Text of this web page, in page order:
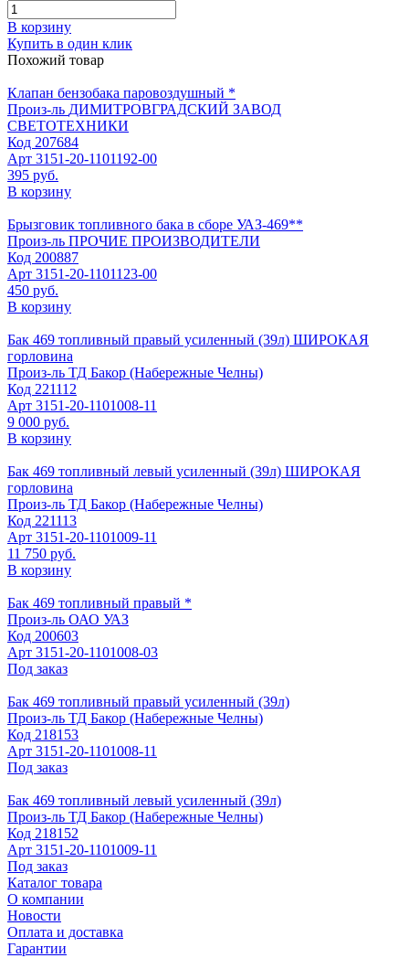
В корзину
Купить в один клик
Похожий товар
Клапан бензобака паровоздушный *
Произ-ль ДИМИТРОВГРАДСКИЙ ЗАВОД
СВЕТОТЕХНИКИ
Код 207684
Арт 3151-20-1101192-00
395 руб.
В корзину
Брызговик топливного бака в сборе УАЗ-469**
Произ-ль ПРОЧИЕ ПРОИЗВОДИТЕЛИ
Код 200887
Арт 3151-20-1101123-00
450 руб.
В корзину
Бак 469 топливный правый усиленный (39л) ШИРОКАЯ
горловина
Произ-ль ТД Бакор (Набережные Челны)
Код 221112
Арт 3151-20-1101008-11
9 000 руб.
В корзину
Бак 469 топливный левый усиленный (39л) ШИРОКАЯ
горловина
Произ-ль ТД Бакор (Набережные Челны)
Код 221113
Арт 3151-20-1101009-11
11 750 руб.
В корзину
Бак 469 топливный правый *
Произ-ль ОАО УАЗ
Код 200603
Арт 3151-20-1101008-03
Под заказ
Бак 469 топливный правый усиленный (39л)
Произ-ль ТД Бакор (Набережные Челны)
Код 218153
Арт 3151-20-1101008-11
Под заказ
Бак 469 топливный левый усиленный (39л)
Произ-ль ТД Бакор (Набережные Челны)
Код 218152
Арт 3151-20-1101009-11
Под заказ
Каталог товара
О компании
Новости
Оплата и доставка
Гарантии